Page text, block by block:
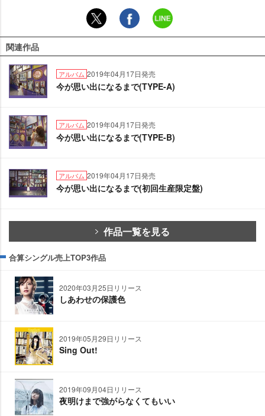
関連作品
アルバム 2019年04月17日発売
今が思い出になるまで(TYPE-A)
アルバム 2019年04月17日発売
今が思い出になるまで(TYPE-B)
アルバム 2019年04月17日発売
今が思い出になるまで(初回生産限定盤)
作品一覧を見る
合算シングル売上TOP3作品
2020年03月25日リリース
しあわせの保護色
2019年05月29日リリース
Sing Out!
2019年09月04日リリース
夜明けまで強がらなくてもいい